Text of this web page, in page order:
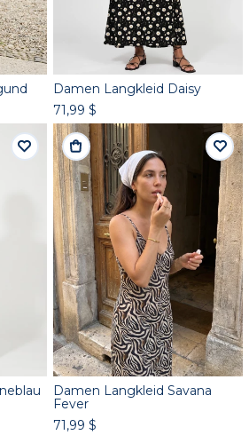
Damen Langkleid Daisy
71,99 $
Damen Langkleid Savana
Fever
71,99 $